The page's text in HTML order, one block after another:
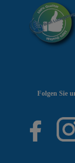
Folgen Sie